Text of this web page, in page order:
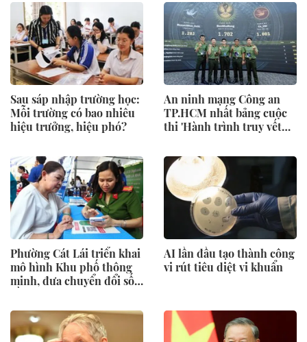
Sau sáp nhập trường học:
Mỗi trường có bao nhiêu
hiệu trưởng, hiệu phó?
An ninh mạng Công an
TP.HCM nhất bảng cuộc
thi 'Hành trình truy vết
Phường Cát Lái triển khai
mô hình Khu phố thông
minh, đưa chuyển đổi số
AI lần đầu tạo thành công
vi rút tiêu diệt vi khuẩn